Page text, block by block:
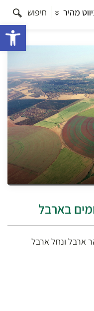
מהיר חיפוש
ללכת בדרכים – טיולים לאוהבי
הקדומים בארבל
בארבל
ארבל ונחל ארבל